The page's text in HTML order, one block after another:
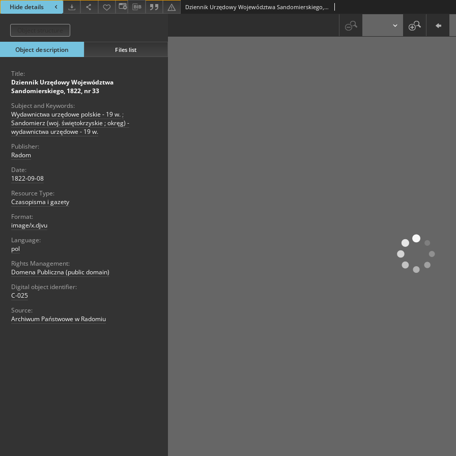
Hide details Dziennik Urzędowy Województwa Sandomierskiego, 1822, nr 33
Object description Files list
Title:
Dziennik Urzędowy Województwa
Sandomierskiego, 1822, nr 33
Subject and Keywords:
Wydawnictwa urzędowe polskie - 19 w. ;
Sandomierz (woj. świętokrzyskie ; okręg) -
wydawnictwa urzędowe - 19 w.
Publisher:
Radom
Date:
1822-09-08
Resource Type:
Czasopisma i gazety
Format:
image/x.djvu
Language:
pol
Rights Management:
Domena Publiczna (public domain)
Digital object identifier:
C-025
Source:
Archiwum Państwowe w Radomiu